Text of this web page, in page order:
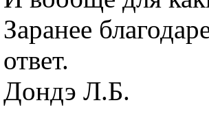
Заранее
ответ.
Дондэ Л.Б.